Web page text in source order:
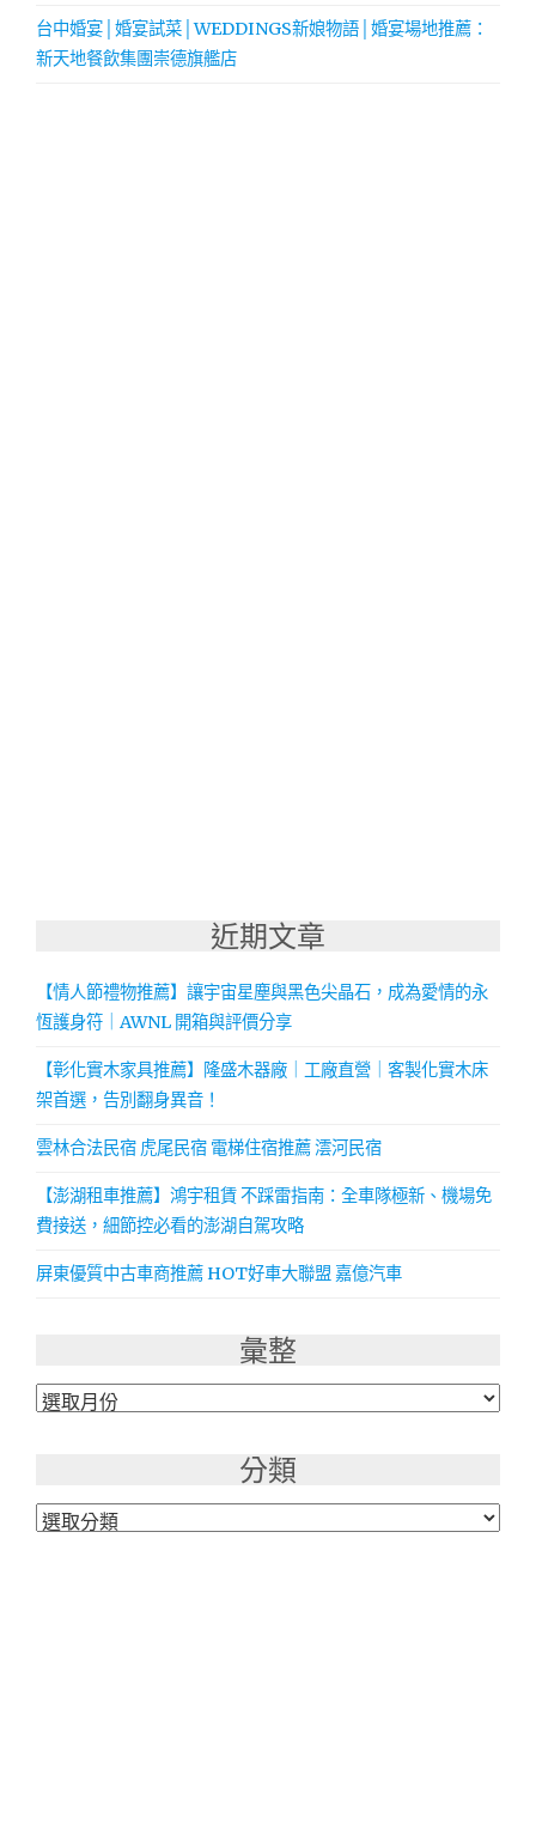
台中婚宴│婚宴試菜│WEDDINGS新娘物語│婚宴場地推薦：
新天地餐飲集團崇德旗艦店
近期文章
【情人節禮物推薦】讓宇宙星塵與黑色尖晶石，成為愛情的永
恆護身符｜AWNL 開箱與評價分享
【彰化實木家具推薦】隆盛木器廠｜工廠直營｜客製化實木床
架首選，告別翻身異音！
雲林合法民宿 虎尾民宿 電梯住宿推薦 澐河民宿
【澎湖租車推薦】鴻宇租賃 不踩雷指南：全車隊極新、機場免
費接送，細節控必看的澎湖自駕攻略
屏東優質中古車商推薦 HOT好車大聯盟 嘉億汽車
彙整
彙
分類
分